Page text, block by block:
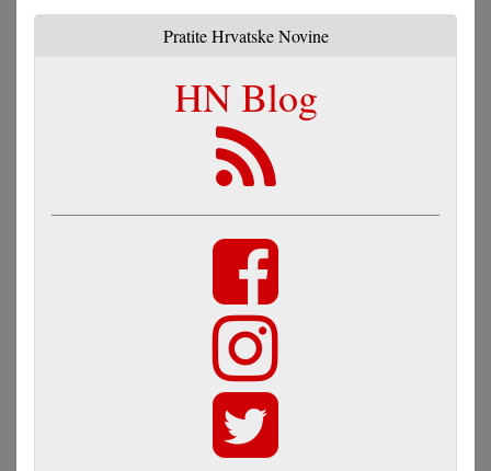
Pratite Hrvatske Novine
HN Blog